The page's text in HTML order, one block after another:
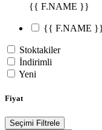
{{ F.NAME }}
{{ F.NAME
Stoktakiler
İndirimli
Yeni
Fiyat
Seçimi Filtrele